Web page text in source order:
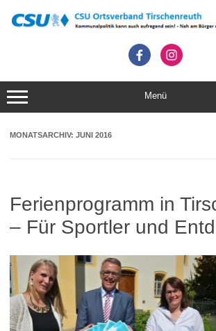
Inhalt
springen
Menü
MONATSARCHIV: JUNI 2016
Ferienprogramm in
– Für Sportler und